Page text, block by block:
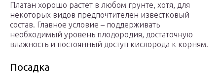
Платан хорошо растет в любом грунте, хотя, для
некоторых видов предпочтителен известковый
состав. Главное условие – поддерживать
необходимый уровень плодородия, достаточную
влажность и постоянный доступ кислорода к корням.
Посадка